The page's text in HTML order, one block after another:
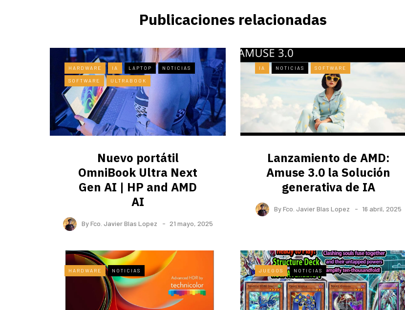
Publicaciones relacionadas
HARDWARE IA LAPTOP NOTICIAS
SOFTWARE ULTRABOOK
Nuevo portátil
OmniBook Ultra ​Next
Gen AI | HP and AMD
AI
ByFco. Javier Blas Lopez 21 mayo, 2025
IA NOTICIAS SOFTWARE
Lanzamiento de AMD:
Amuse 3.0 la Solución
generativa de IA
ByFco. Javier Blas Lopez 16 abril, 2025
HARDWARE NOTICIAS JUEGOS NOTICIAS